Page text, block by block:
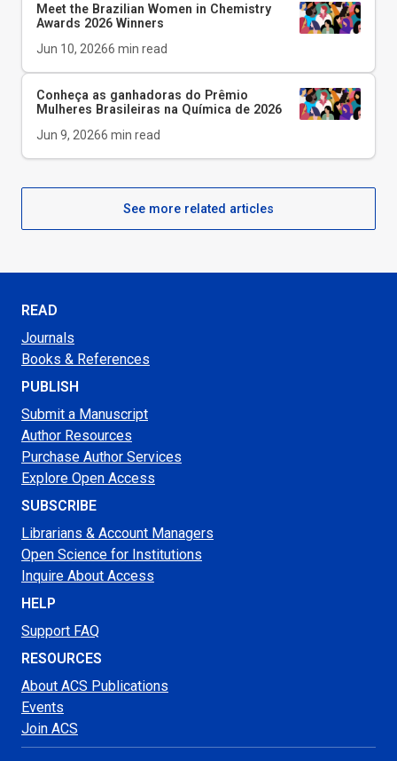
Meet the Brazilian Women in Chemistry
Awards 2026 Winners
Jun 10, 20266 min read
Conheça as ganhadoras do Prêmio
Mulheres Brasileiras na Química de 2026
Jun 9, 20266 min read
See more related articles
READ
Journals
Books & References
PUBLISH
Submit a Manuscript
Author Resources
Purchase Author Services
Explore Open Access
SUBSCRIBE
Librarians & Account Managers
Open Science for Institutions
Inquire About Access
HELP
Support FAQ
RESOURCES
About ACS Publications
Events
Join ACS